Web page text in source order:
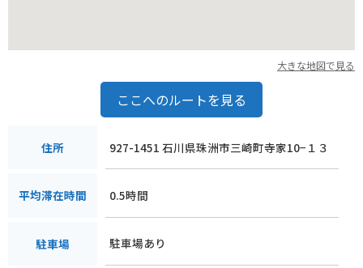
大きな地図で見る
ここへのルートを見る
住所 927-1451 石川県珠洲市三崎町寺家10−１３
平均滞在時間 0.5時間
駐車場 駐車場あり